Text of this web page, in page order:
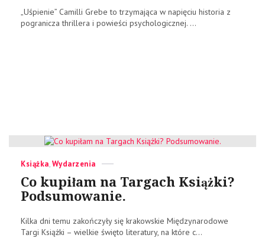
„Uśpienie” Camilli Grebe to trzymająca w napięciu historia z
pogranicza thrillera i powieści psychologicznej. ...
Categories
Książka,Wydarzenia
Co kupiłam na Targach Książki?
Podsumowanie.
Kilka dni temu zakończyły się krakowskie Międzynarodowe
Targi Książki – wielkie święto literatury, na które c...